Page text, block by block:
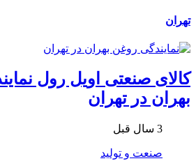
تهران
کالای صنعتی اویل رول
بهران در تهران
3 سال قبل
صنعت و تولید